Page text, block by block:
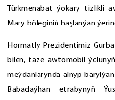
Türkmenabat ýokary tizlikli
Mary böleginiň başlanýan
Hormatly Prezidentimiz
bilen, täze awtomobil
meýdanlarynda alnyp
Babadaýhan etrabynyň